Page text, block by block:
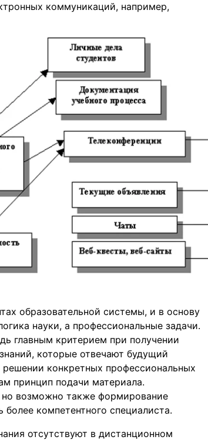
коммуникаций, например,
образовательной системы, и в основу
науки, а профессиональные задачи.
главным критерием при получении
которые отвечают будущий
конкретных профессиональных
принцип подачи материала.
но возможно также формирование
компетентного специалиста.
отсутствуют в дистанционном